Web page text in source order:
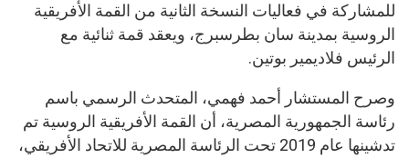
للمشاركة في فعاليات النسخة الثانية من القمة الأفريقية
الروسية بمدينة سان بطرسبرج، ويعقد قمة ثنائية مع
الرئيس فلاديمير بوتين.
وصرح المستشار أحمد فهمي، المتحدث الرسمي باسم
رئاسة الجمهورية المصرية، أن القمة الأفريقية الروسية تم
تدشينها عام 2019 تحت الرئاسة المصرية للاتحاد الأفريقي،